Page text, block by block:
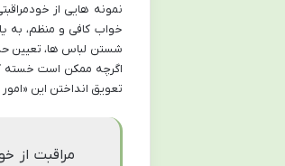
نمونه هایی از
خواب کافی و منظم، به
شستن لباس ها، تعیین
اگرچه ممکن است خسته
تعویق انداختن این
مراقبت از